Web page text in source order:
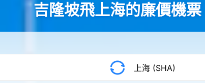
吉隆坡飛上海的廉價機票